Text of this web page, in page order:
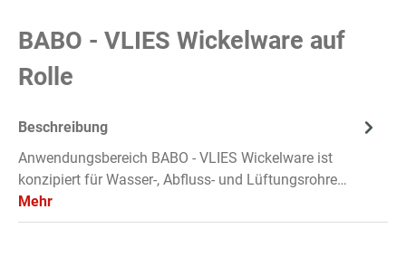
BABO - VLIES Wickelware auf
Rolle
Beschreibung
Anwendungsbereich BABO - VLIES Wickelware ist
konzipiert für Wasser-, Abfluss- und Lüftungsrohre…
Mehr